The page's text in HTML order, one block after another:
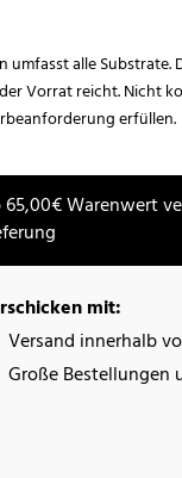
umfasst alle
Vorrat reicht. Nicht
erfüllen.
65,00€ Warenwert
mit:
Versand innerhalb
Große